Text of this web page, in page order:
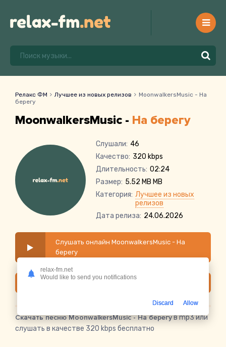
Релакс ФМ Лучшее из новых релизов
MoonwalkersMusic - На
берегу
MoonwalkersMusic - На берегу
Слушали: 46
Качество: 320 kbps
Длительность: 02:24
Размер: 5.52 MB MB
Категория: Лучшее из новых
релизов
Дата релиза: 24.06.2026
Слушать онлайн MoonwalkersMusic - На
берегу
Скачать
Скачать песню MoonwalkersMusic - На берегув mp3 или
слушать в качестве 320 kbps бесплатно
relax-fm.net
Would like to send you notifications
Discard Allow